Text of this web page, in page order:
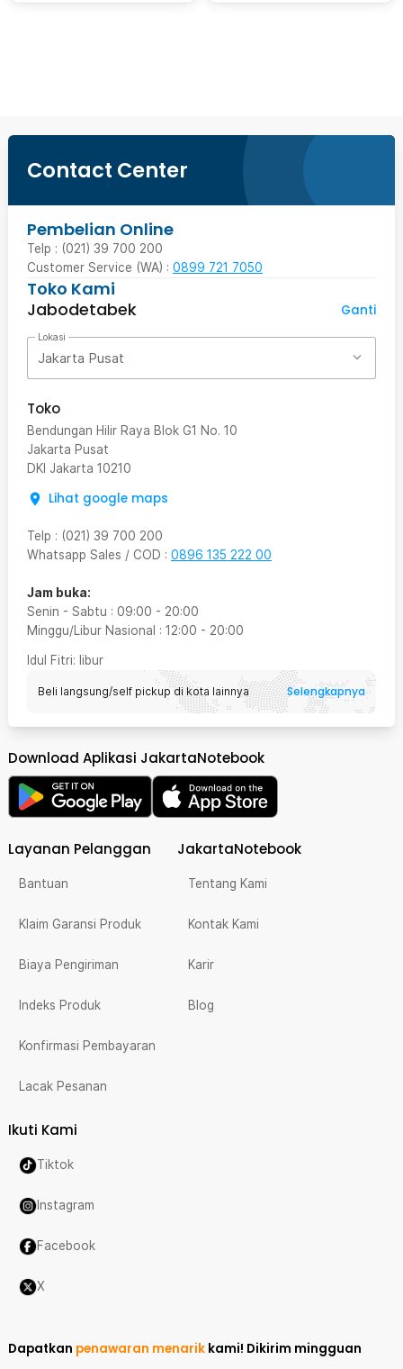
Contact Center
Pembelian Online
Telp : (021) 39 700 200
Customer Service (WA) : 0899 721 7050
Toko Kami
Jabodetabek
Ganti
Lokasi
Jakarta Pusat
Toko
Bendungan Hilir Raya Blok G1 No. 10
Jakarta Pusat
DKI Jakarta 10210
Lihat google maps
Telp : (021) 39 700 200
Whatsapp Sales / COD : 0896 135 222 00
Jam buka:
Senin - Sabtu : 09:00 - 20:00
Minggu/Libur Nasional : 12:00 - 20:00
Idul Fitri: libur
Beli langsung/self pickup di kota lainnya Selengkapnya
Download Aplikasi JakartaNotebook
Layanan Pelanggan
Bantuan
Klaim Garansi Produk
Biaya Pengiriman
Indeks Produk
Konfirmasi Pembayaran
Lacak Pesanan
JakartaNotebook
Tentang Kami
Kontak Kami
Karir
Blog
Ikuti Kami
Tiktok
Instagram
Facebook
X
Dapatkan penawaran menarik kami! Dikirim mingguan